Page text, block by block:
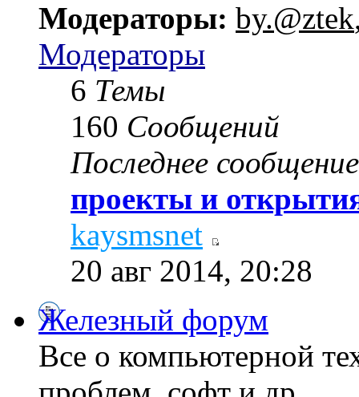
Модераторы: by.@ztek
Модераторы
6 Темы
160 Сообщений
Последнее сообщение
проекты и
kaysmsnet
20 авг 2014, 20:28
Железный форум
Все о компьютерной